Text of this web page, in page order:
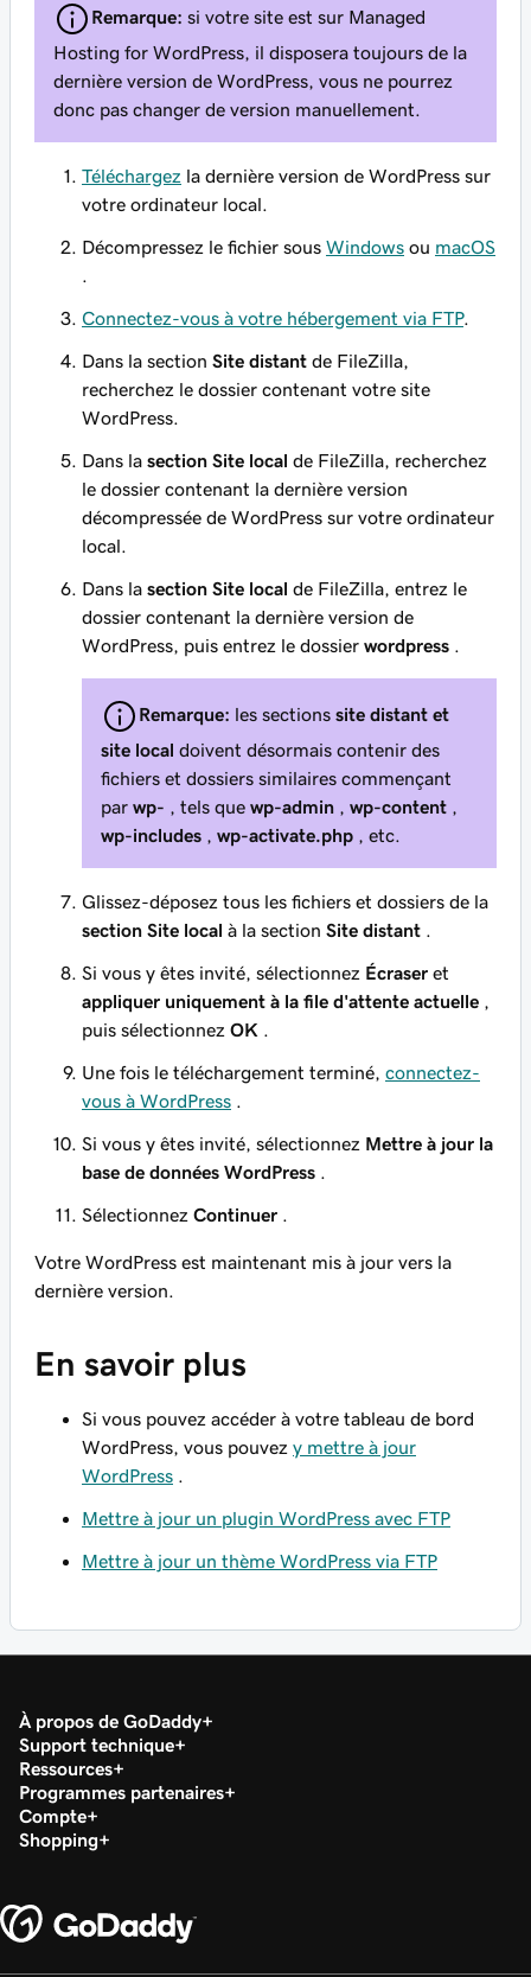
Remarque: si votre site est sur Managed
Hosting for WordPress, il disposera toujours de la
dernière version de WordPress, vous ne pourrez
donc pas changer de version manuellement.
Téléchargez la dernière version de WordPress sur
votre ordinateur local.
Décompressez le fichier sous Windows ou macOS
Connectez-vous à votre hébergement via FTP.
Dans la section Site distant de FileZilla,
recherchez le dossier contenant votre site
WordPress.
Dans la section Site local de FileZilla, recherchez
le dossier contenant la dernière version
décompressée de WordPress sur votre ordinateur
local.
Dans la section Site local de FileZilla, entrez le
dossier contenant la dernière version de
WordPress, puis entrez le dossier wordpress
Remarque: les sections site distant et
site local doivent désormais contenir des
fichiers et dossiers similaires commençant
par wp- , tels que wp-admin wp-content
wp-includes
wp-activate.php , etc.
Glissez-déposez tous les fichiers et dossiers de la
section Site local à la section Site distant
Si vous y êtes invité, sélectionnez Écraser et
appliquer uniquement à la file d'attente actuelle
puis sélectionnez OK
Une fois le téléchargement terminé, connectez-
vous à WordPress
Si vous y êtes invité, sélectionnez Mettre à jour la
base de données WordPress
Sélectionnez Continuer
Votre WordPress est maintenant mis à jour vers la
dernière version.
En savoir plus
Si vous pouvez accéder à votre tableau de bord
WordPress, vous pouvez y mettre à jour
WordPress
Mettre à jour un plugin WordPress avec FTP
Mettre à jour un thème WordPress via FTP
À propos de GoDaddy
Support technique
Ressources
Programmes partenaires
Compte
Shopping